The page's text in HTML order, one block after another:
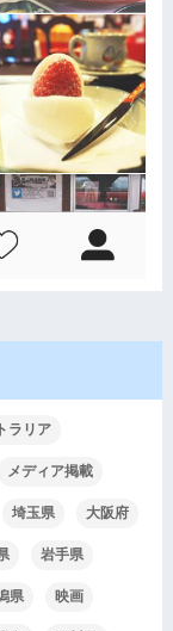
ラリア
メディア掲載
埼玉県 大阪府
岩手県
県 映画